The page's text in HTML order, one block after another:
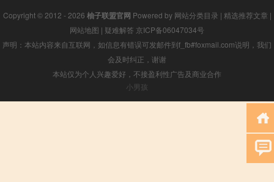
Copyright © 2012 - 2026 柚子联盟官网 Powered by 网站分类目录 | 精选推荐文章 |
网站地图 | 疑难解答 京ICP备06047034号
声明：本站内容来自互联网，如信息有错误可发邮件到f_fb#foxmail.com说明，我们
会及时纠正，谢谢
本站仅为个人兴趣爱好，不接盈利性广告及商业合作
小男孩